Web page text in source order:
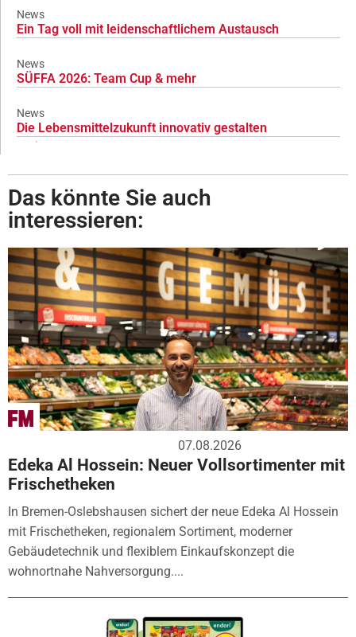
News
Ein Tag voll mit leidenschaftlichem Austausch
News
SÜFFA 2026: Team Cup & mehr
News
Die Lebensmittelzukunft innovativ gestalten
Das könnte Sie auch
interessieren:
07.08.2026
Edeka Al Hossein: Neuer Vollsortimenter mit
Frischetheken
In Bremen-Oslebshausen sichert der neue Edeka Al Hossein
mit Frischetheken, regionalem Sortiment, moderner
Gebäudetechnik und flexiblem Einkaufskonzept die
wohnortnahe Nahversorgung....